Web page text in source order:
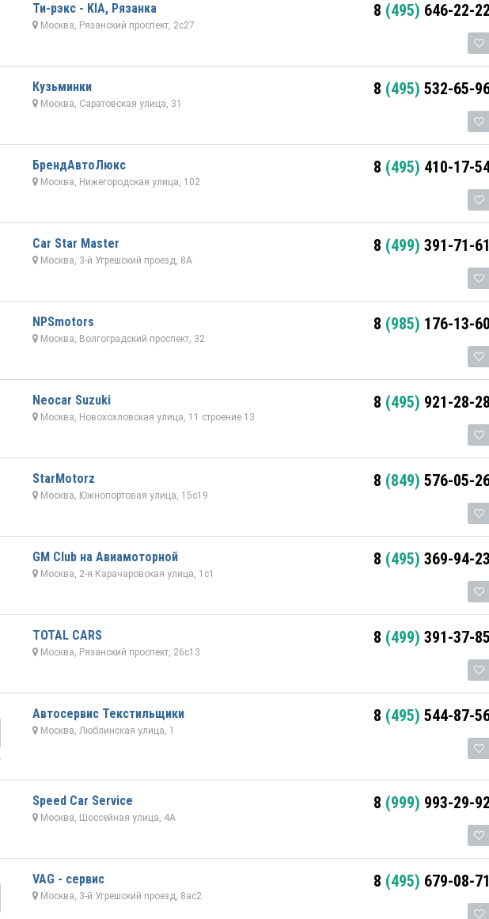
Ти-рэкс - KIA, Рязанка
Москва, Рязанский проспект, 2с27
8 (495) 646-22-22
Кузьминки
Москва, Саратовская улица, 31
8 (495) 532-65-
БрендАвтоЛюкс
Москва, Нижегородская улица, 102
8 (495) 410-17-
Car Star Master
Москва, 3-й Угрешский проезд, 8А
8 (499) 391-71-61
NPSmotors
Москва, Волгоградский проспект, 32
8 (985) 176-13-60
Neocar Suzuki
Москва, Новохохловская улица, 11 строение 13
8 (495) 921-28-28
StarMotorz
Москва, Южнопортовая улица, 15с19
8 (849) 576-05-
GM Club на Авиамоторной
Москва, 2-я Карачаровская улица, 1с1
8 (495) 369-94-23
TOTAL CARS
Москва, Рязанский проспект, 26с13
8 (499) 391-37-85
Автосервис Текстильщики
Москва, Люблинская улица, 1
8 (495) 544-87-
Speed Car Service
Москва, Шоссейная улица, 4А
8 (999) 993-29-92
VAG - сервис
Москва, 3-й Угрешский проезд, 8ас2
8 (495) 679-08-71